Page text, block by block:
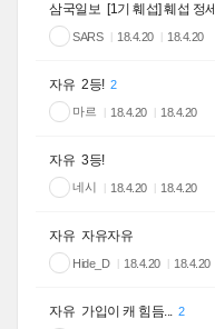
삼국일보 [1기 훼섭] 훼섭 정세
SARS 18.4.20 18.4.20
자유 2등! 2
마르
18.4.20 18.4.20
자유 3등!
네시 18.4.20 18.4.20
자유 자유자유
Hide_D 18.4.20 18.4.20
자유 가입이 캐 힘듬... 2